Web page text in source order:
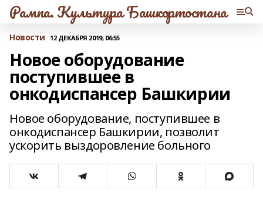
Рампа. Культура Башкортостана
Новости 12 ДЕКАБРЯ 2019, 06:55
Новое оборудование
поступившее в
онкодиспансер Башкирии
Новое оборудование, поступившее в
онкодиспансер Башкирии, позволит
ускорить выздоровление больного